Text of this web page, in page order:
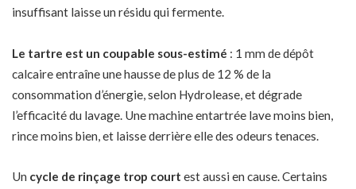
insuffisant laisse un résidu qui fermente.
Le tartre est un coupable sous-estimé : 1 mm de dépôt
calcaire entraîne une hausse de plus de 12 % de la
consommation d’énergie, selon Hydrolease, et dégrade
l’efficacité du lavage. Une machine entartrée lave moins bien,
rince moins bien, et laisse derrière elle des odeurs tenaces.
Un cycle de rinçage trop court est aussi en cause. Certains